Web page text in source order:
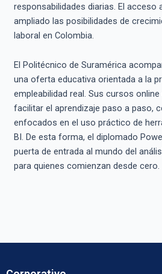
responsabilidades diarias. El acceso
ampliado las posibilidades de
laboral en Colombia.
El Politécnico de Suramérica
una oferta educativa orientada a la
empleabilidad real. Sus cursos
facilitar el aprendizaje paso a paso,
enfocados en el uso práctico de
BI. De esta forma, el diplomado
puerta de entrada al mundo del
para quienes comienzan desde cero.